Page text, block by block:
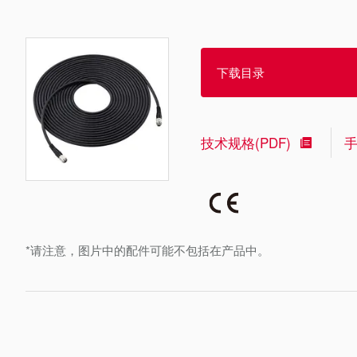
*请注意，图片中的配件可能不包括在产品中。
下载目录
技术规格(PDF)